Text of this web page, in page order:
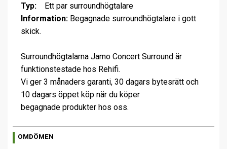
Typ: Ett par surroundhögtalare
Information: Begagnade surroundhögtalare i gott
skick.
Surroundhögtalarna Jamo Concert Surround är
funktionstestade hos Rehifi.
Vi ger 3 månaders garanti, 30 dagars bytesrätt och
10 dagars öppet köp när du köper
begagnade produkter hos oss.
OMDÖMEN